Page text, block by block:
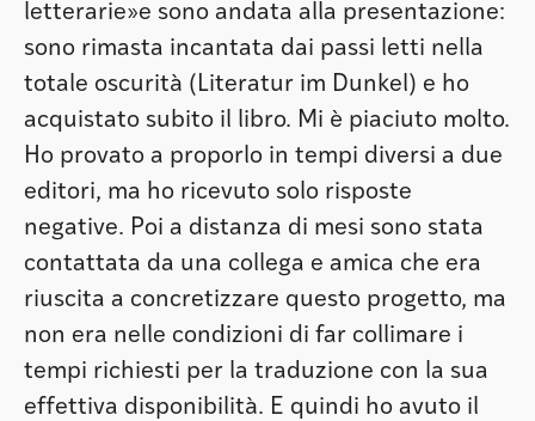
letterarie»e sono andata alla presentazione:
sono rimasta incantata dai passi letti nella
totale oscurità (Literatur im Dunkel) e ho
acquistato subito il libro. Mi è piaciuto molto.
Ho provato a proporlo in tempi diversi a due
editori, ma ho ricevuto solo risposte
negative. Poi a distanza di mesi sono stata
contattata da una collega e amica che era
riuscita a concretizzare questo progetto, ma
non era nelle condizioni di far collimare i
tempi richiesti per la traduzione con la sua
effettiva disponibilità. E quindi ho avuto il